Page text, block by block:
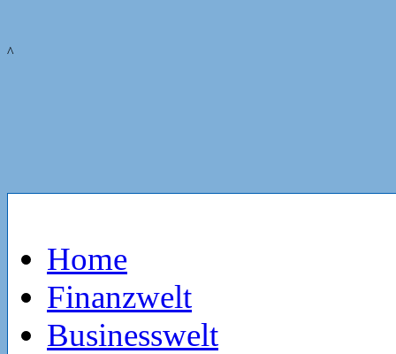
^
Home
Finanzwelt
Businesswelt